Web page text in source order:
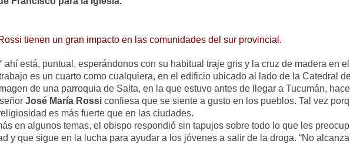
tienen un gran impacto en las comunidades del sur provincial.
está, puntual, esperándonos con su habitual traje gris y la cruz de madera en
es un cuarto como cualquiera, en el edificio ubicado al lado de la Catedral
de una parroquia de Salta, en la que estuvo antes de llegar a Tucumán,
José María Rossi confiesa que se siente a gusto en los pueblos. Tal vez
es más fuerte que en las ciudades.
en algunos temas, el obispo respondió sin tapujos sobre todo lo que les
y que sigue en la lucha para ayudar a los jóvenes a salir de la droga. “No